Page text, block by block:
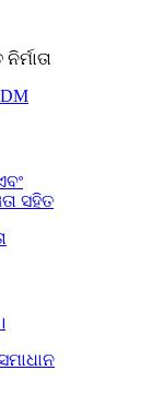
ସହିତ